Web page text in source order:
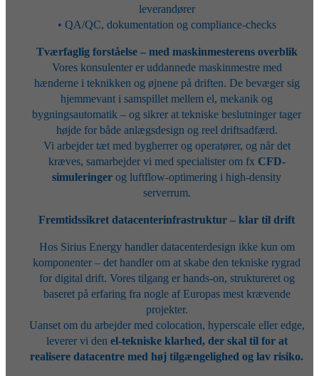
leverandører
• QA/QC, dokumentation og compliance-checks
Tværfaglig forståelse – med maskinmesterens overblik
Vores konsulenter er uddannede maskinmestre med
hænderne i teknikken og øjnene på driften. De bevæger sig
hjemmevant i samspillet mellem el, mekanik og
bygningsautomatik – og sikrer at tekniske beslutninger tager
højde for både anlægsdesign og reel driftsadfærd.
Vi arbejder tæt med bygherrer og operatører, og når det
kræves, samarbejder vi med specialister om fx CFD-
simuleringer og luftflow-optimering i high-density
serverrum.
Fremtidssikret datacenterinfrastruktur – klar til drift
Hos Sirius Energy handler datacenterdesign ikke kun om
komponenter – det handler om at skabe den tekniske rygrad
for digital drift. Vores tilgang er hands-on, struktureret og
baseret på erfaring fra nogle af Europas mest krævende
projekter.
Uanset om du arbejder med colocation, hyperscale eller edge,
leverer vi den el-tekniske klarhed, der skal til for at
realisere datacentre med høj tilgængelighed og lav risiko.